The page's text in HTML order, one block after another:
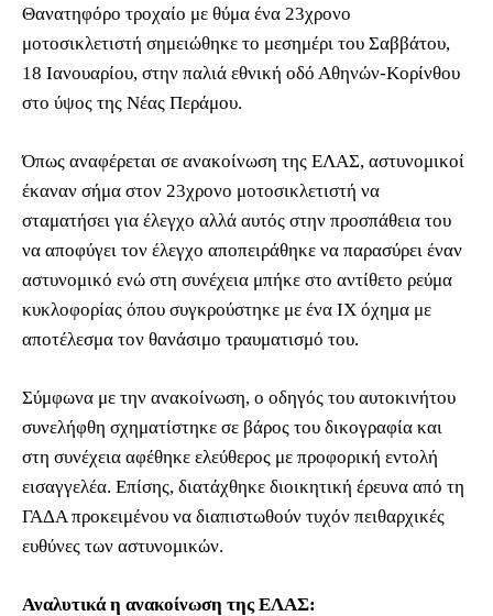
Θανατηφόρο τροχαίο με θύμα ένα 23χρονο
μοτοσικλετιστή σημειώθηκε το μεσημέρι του Σαββάτου,
18 Ιανουαρίου, στην παλιά εθνική οδό Αθηνών-Κορίνθου
στο ύψος της Νέας Περάμου.
Όπως αναφέρεται σε ανακοίνωση της ΕΛΑΣ, αστυνομικοί
έκαναν σήμα στον 23χρονο μοτοσικλετιστή να
σταματήσει για έλεγχο αλλά αυτός στην προσπάθεια του
να αποφύγει τον έλεγχο αποπειράθηκε να παρασύρει έναν
αστυνομικό ενώ στη συνέχεια μπήκε στο αντίθετο ρεύμα
κυκλοφορίας όπου συγκρούστηκε με ένα ΙΧ όχημα με
αποτέλεσμα τον θανάσιμο τραυματισμό του.
Σύμφωνα με την ανακοίνωση, ο οδηγός του αυτοκινήτου
συνελήφθη σχηματίστηκε σε βάρος του δικογραφία και
στη συνέχεια αφέθηκε ελεύθερος με προφορική εντολή
εισαγγελέα. Επίσης, διατάχθηκε διοικητική έρευνα από τη
ΓΑΔΑ προκειμένου να διαπιστωθούν τυχόν πειθαρχικές
ευθύνες των αστυνομικών.
Αναλυτικά η ανακοίνωση της ΕΛΑΣ: